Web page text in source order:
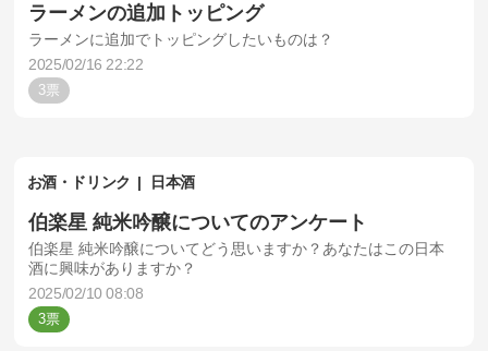
ラーメンの追加トッピング
ラーメンに追加でトッピングしたいものは？
2025/02/16 22:22
3
お酒・ドリンク 日本酒
伯楽星 純米吟醸についてのアンケート
伯楽星 純米吟醸についてどう思いますか？あなたはこの日本
酒に興味がありますか？
2025/02/10 08:08
3